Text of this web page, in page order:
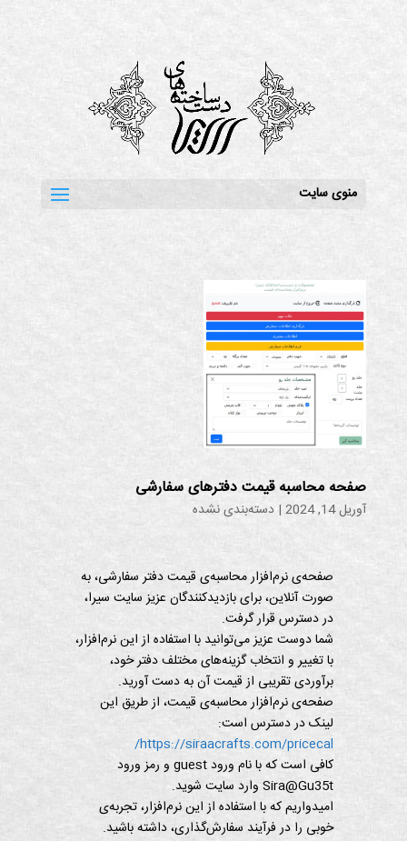
منوی سایت
صفحه محاسبه قیمت دفترهای سفارشی
آوریل 14, 2024 | دسته‌بندی نشده
صفحه‌ی نرم‌افزار محاسبه‌ی قیمت دفتر سفارشی، به
صورت آنلاین، برای بازدیدکنندگان عزیز سایت سیرا،
در دسترس قرار گرفت.
شما دوست عزیز می‌توانید با استفاده از این نرم‌افزار،
با تغییر و انتخاب گزینه‌های مختلف دفتر خود،
برآوردی تقریبی از قیمت آن به دست آورید.
صفحه‌ی نرم‌افزار محاسبه‌ی قیمت، از طریق این
لینک در دسترس است:
https://siraacrafts.com/pricecal/
کافی است که با نام ورود guest و رمز ورود
Sira@Gu35t وارد سایت شوید.
امیدواریم که با استفاده از این نرم‌افزار، تجربه‌ی
خوبی را در فرآیند سفارش‌گذاری، داشته باشید.